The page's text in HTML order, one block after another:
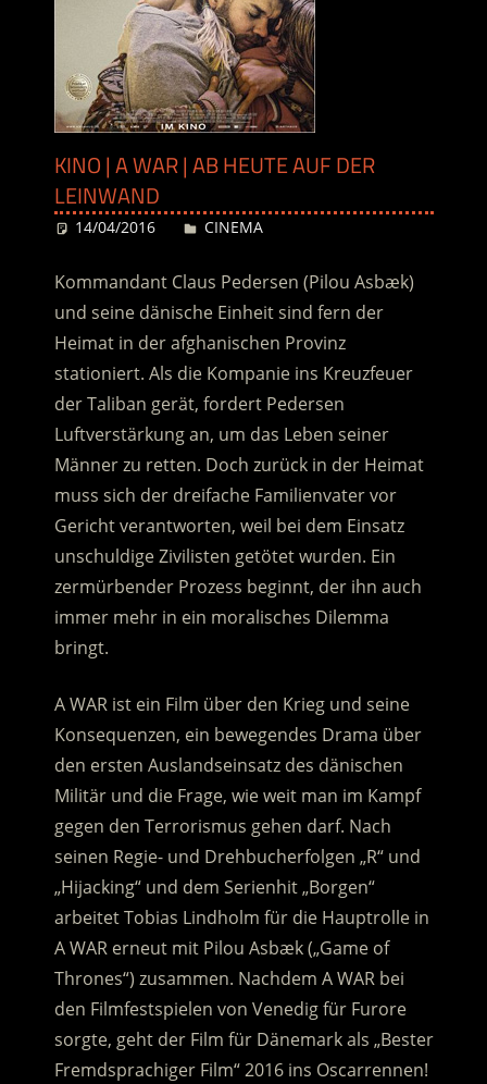
KINO | A WAR | AB HEUTE AUF DER
LEINWAND
14/04/2016 Desiree
CINEMA
Kommandant Claus Pedersen (Pilou Asbæk)
und seine dänische Einheit sind fern der
Heimat in der afghanischen Provinz
stationiert. Als die Kompanie ins Kreuzfeuer
der Taliban gerät, fordert Pedersen
Luftverstärkung an, um das Leben seiner
Männer zu retten. Doch zurück in der Heimat
muss sich der dreifache Familienvater vor
Gericht verantworten, weil bei dem Einsatz
unschuldige Zivilisten getötet wurden. Ein
zermürbender Prozess beginnt, der ihn auch
immer mehr in ein moralisches Dilemma
bringt.
A WAR ist ein Film über den Krieg und seine
Konsequenzen, ein bewegendes Drama über
den ersten Auslandseinsatz des dänischen
Militär und die Frage, wie weit man im Kampf
gegen den Terrorismus gehen darf. Nach
seinen Regie- und Drehbucherfolgen „R“ und
„Hijacking“ und dem Serienhit „Borgen“
arbeitet Tobias Lindholm für die Hauptrolle in
A WAR erneut mit Pilou Asbæk („Game of
Thrones“) zusammen. Nachdem A WAR bei
den Filmfestspielen von Venedig für Furore
sorgte, geht der Film für Dänemark als „Bester
Fremdsprachiger Film“ 2016 ins Oscarrennen!